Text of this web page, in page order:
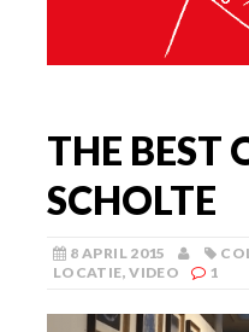
THE BEST
SCHOLTE
8 APRIL 2015
LOCATIE,VIDEO 1